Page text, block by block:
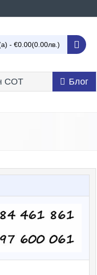
- €0.00(0.00лв.)
СОТ Блог